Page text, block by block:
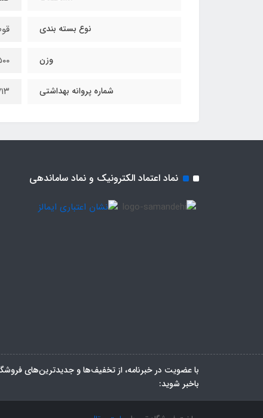
نوع بسته بندی
وزن ۵۰۰
شماره پروانه بهداشتی
نماد اعتماد الکترونیک و نماد ساماندهی
با عضویت در خبرنامه، از تخفیف‌ها و جدیدترین‌های
باخبر شوید: